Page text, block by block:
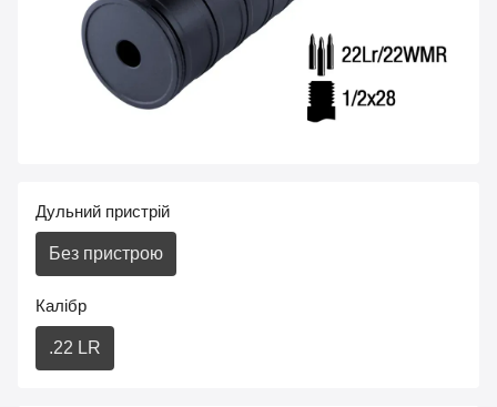
Дульний пристрій
Без пристрою
Калібр
.22 LR